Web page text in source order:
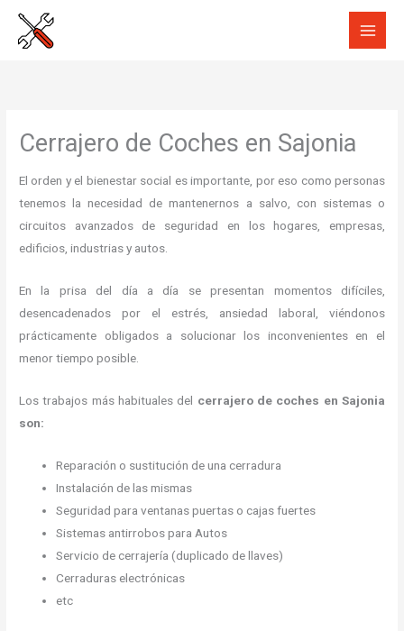
Cerrajero de Coches en Sajonia
El orden y el bienestar social es importante, por eso como personas
tenemos la necesidad de mantenernos a salvo, con sistemas o
circuitos avanzados de seguridad en los hogares, empresas,
edificios, industrias y autos.
En la prisa del día a día se presentan momentos difíciles,
desencadenados por el estrés, ansiedad laboral, viéndonos
prácticamente obligados a solucionar los inconvenientes en el
menor tiempo posible.
Los trabajos más habituales del cerrajero de coches en Sajonia
son:
Reparación o sustitución de una cerradura
Instalación de las mismas
Seguridad para ventanas puertas o cajas fuertes
Sistemas antirrobos para Autos
Servicio de cerrajería (duplicado de llaves)
Cerraduras electrónicas
etc